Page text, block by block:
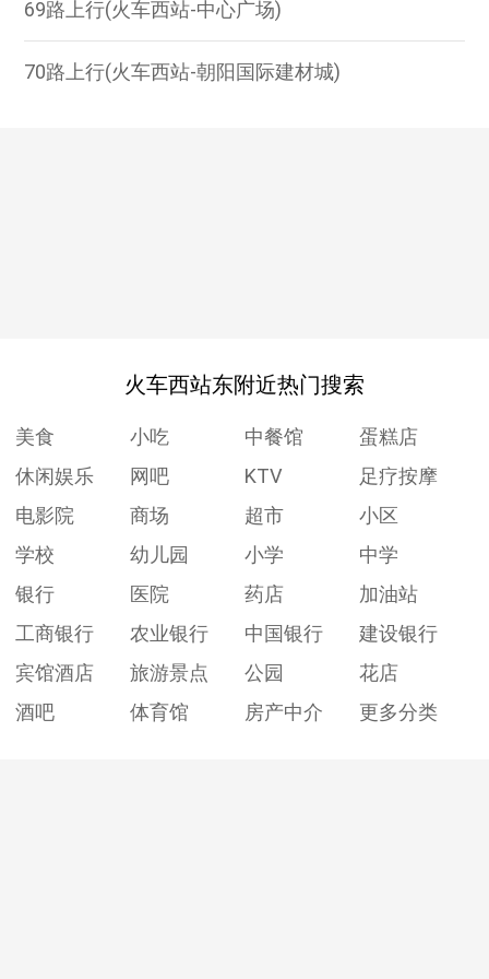
69路上行(火车西站-中心广场)
70路上行(火车西站-朝阳国际建材城)
火车西站东附近热门搜索
美食 小吃 中餐馆
蛋糕店
休闲娱乐
网吧 KTV
足疗按摩
电影院
商场 超市
小区
学校
幼儿园 小学
中学
银行
医院 药店
加油站
工商银行
农业银行 中国银行
建设银行
宾馆酒店
旅游景点 公园
花店
酒吧
体育馆 房产中介 更多分类